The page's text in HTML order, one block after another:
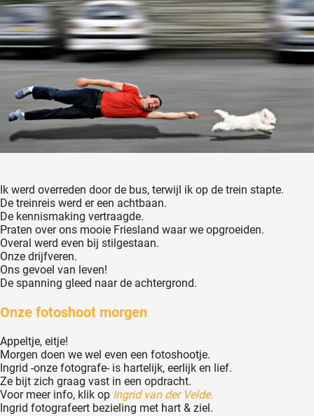
Ik werd overreden door de bus, terwijl ik op de trein stapte.
De treinreis werd er een achtbaan.
De kennismaking vertraagde.
Praten over ons mooie Friesland waar we opgroeiden.
Overal werd even bij stilgestaan.
Onze drijfveren.
Ons gevoel van leven!
De spanning gleed naar de achtergrond.
Onze fotoshoot morgen
Appeltje, eitje!
Morgen doen we wel even een fotoshootje.
Ingrid -onze fotografe- is hartelijk, eerlijk en lief.
Ze bijt zich graag vast in een opdracht.
Voor meer info, klik op Ingrid van der Velde.
Ingrid fotografeert bezieling met hart & ziel.